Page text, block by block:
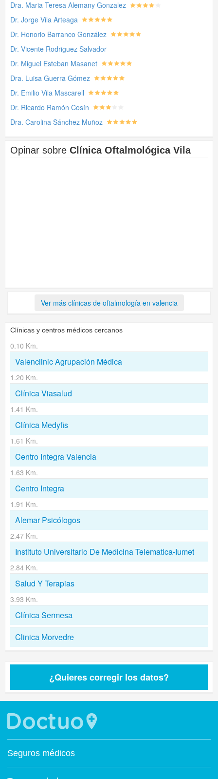
Dra. Maria Teresa Alemany Gonzalez
Dr. Jorge Vila Arteaga
Dr. Honorio Barranco González
Dr. Vicente Rodriguez Salvador
Dr. Miguel Esteban Masanet
Dra. Luisa Guerra Gómez
Dr. Emilio Vila Mascarell
Dr. Ricardo Ramón Cosín
Dra. Carolina Sánchez Muñoz
Opinar sobre Clínica Oftalmológica Vila
Ver más clínicas de oftalmología en valencia
Clínicas y centros médicos cercanos
0.10 Km.
Valenclinic Agrupación Médica
1.20 Km.
Clínica Viasalud
1.41 Km.
Clínica Medyfis
1.61 Km.
Centro Integra Valencia
1.63 Km.
Centro Integra
1.91 Km.
Alemar Psicólogos
2.47 Km.
Instituto Universitario De Medicina Telematica-Iumet
2.84 Km.
Salud Y Terapias
3.93 Km.
Clínica Sermesa
Clinica Morvedre
¿Quieres corregir los datos?
Seguros médicos